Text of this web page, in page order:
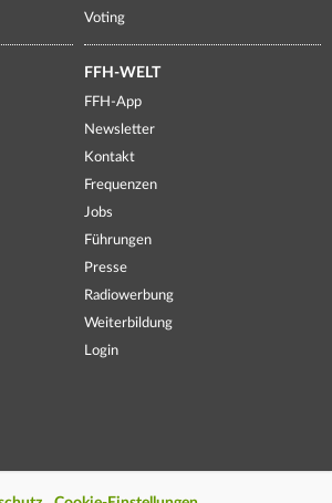
Voting
FFH-WELT
FFH-App
Newsletter
Kontakt
Frequenzen
Jobs
Führungen
Presse
Radiowerbung
Weiterbildung
Login